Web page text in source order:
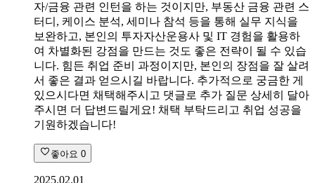
자/금융 관련 인턴을 하는 것이지만, 부동산 금융 관련 스
터디, 케이스 분석, 세미나 참석 등을 통해 실무 지식을
보완하고, 본인의 투자자산운용사 및 IT 경험을 활용하
여 차별화된 강점을 만드는 것도 좋은 전략이 될 수 있습
니다. 힘든 취업 준비 과정이지만, 본인의 장점을 잘 살려
서 좋은 결과 얻으시길 바랍니다. 추가적으로 궁금한 게
있으시다면 채택해주시고 댓글로 추가 질문 상세히 달아
주시면 더 답변드릴게요! 채택 부탁드리고 취업 성공을
기원하겠습니다!
좋아요 0
2025.02.01